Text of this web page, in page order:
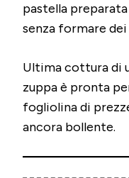
pastella
senza formare dei
Ultima cottura di
zuppa è pronta
fogliolina di
ancora bollente.